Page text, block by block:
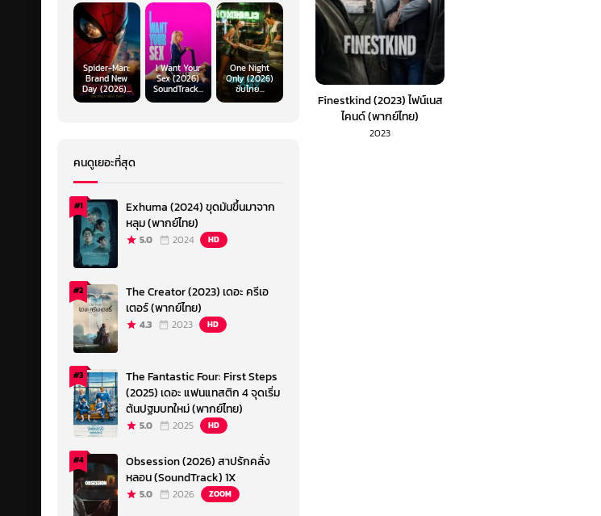
Finestkind (2023) ไฟน์เนส
ไคนด์ (พากย์ไทย)
2023
Spider-Man:
Brand New
Day (2026)...
I Want Your
Sex (2026)
SoundTrack...
One Night
Only (2026)
ซับไทย...
คนดูเยอะที่สุด
#1
Exhuma (2024) ขุดมันขึ้นมาจาก
หลุม (พากย์ไทย)
5.0 2024 HD
#2
The Creator (2023) เดอะ ครีเอ
เตอร์ (พากย์ไทย)
4.3 2023 HD
#3
The Fantastic Four: First Steps
(2025) เดอะ แฟนแทสติก 4 จุดเริ่ม
ต้นปฐมบทใหม่ (พากย์ไทย)
5.0 2025 HD
#4
Obsession (2026) สาปรักคลั่ง
หลอน (SoundTrack) 1X
5.0 2026 ZOOM